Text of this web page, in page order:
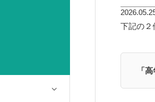
下記の２
「